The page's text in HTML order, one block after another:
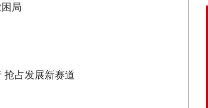
局
抢占发展新赛道